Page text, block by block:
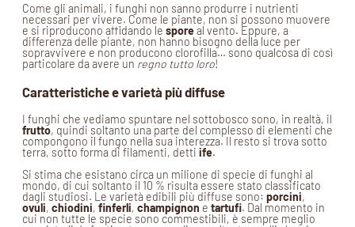
Come gli animali, i funghi non sanno produrre i nutrienti
necessari per vivere. Come le piante, non si possono muovere
e si riproducono affidando le sporeal vento. Eppure, a
differenza delle piante, non hanno bisogno della luce per
sopravvivere e non producono clorofilla… sono qualcosa di così
particolare da avere un regno tutto loro!
Caratteristiche e varietà più diffuse
I funghi che vediamo spuntare nel sottobosco sono, in realtà, il
frutto, quindi soltanto una parte del complesso di elementi che
compongono il fungo nella sua interezza. Il resto si trova sotto
terra, sotto forma di filamenti, detti ife.
Si stima che esistano circa un milione di specie di funghi al
mondo, di cui soltanto il 10 % risulta essere stato classificato
dagli studiosi. Le varietà edibili più diffuse sono: porcini,
ovuli, chiodini, finferli, champignon e tartufi. Dal momento in
cui non tutte le specie sono commestibili, è sempre meglio